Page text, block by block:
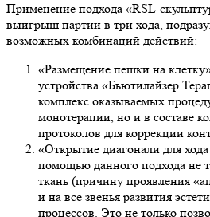
Применение подхода «RSL-
выигрыш партии в три хода,
возможных комбинаций действий:
«Размещение пешки на
устройства «Бьютилайзер
комплекс оказываемых
монотерапии, но и в составе
протоколов для коррекции
«Открытие диагонали для
помощью данного подхода не
ткань (причину проявления
и на все звенья развития
процессов. Это не только